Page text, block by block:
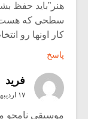
هنر”باید حفظ
سطحی که هست
کار اونها رو
پاسخ
فرید
۱۷ اردیبهشت ۱۳۸۷ در ۴:۵۸ ب٫ظ
موسیقی نامجو